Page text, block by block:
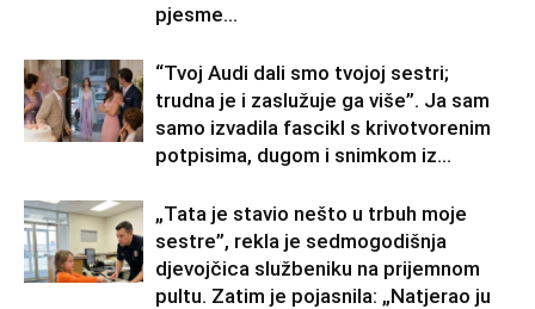
pjesme...
“Tvoj Audi dali smo tvojoj sestri;
trudna je i zaslužuje ga više”. Ja sam
samo izvadila fascikl s krivotvorenim
potpisima, dugom i snimkom iz...
„Tata je stavio nešto u trbuh moje
sestre”, rekla je sedmogodišnja
djevojčica službeniku na prijemnom
pultu. Zatim je pojasnila: „Natjerao ju